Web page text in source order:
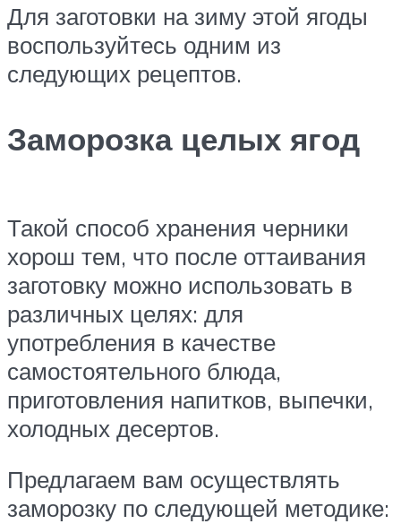
Для заготовки на зиму этой ягоды
воспользуйтесь одним из
следующих рецептов.
Заморозка целых ягод
Такой способ хранения черники
хорош тем, что после оттаивания
заготовку можно использовать в
различных целях: для
употребления в качестве
самостоятельного блюда,
приготовления напитков, выпечки,
холодных десертов.
Предлагаем вам осуществлять
заморозку по следующей методике: